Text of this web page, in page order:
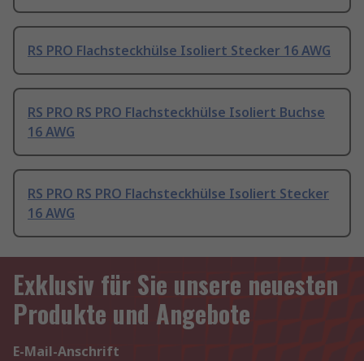
RS PRO Flachsteckhülse Isoliert Stecker 16 AWG
RS PRO RS PRO Flachsteckhülse Isoliert Buchse
16 AWG
RS PRO RS PRO Flachsteckhülse Isoliert Stecker
16 AWG
Exklusiv für Sie unsere neuesten
Produkte und Angebote
E-Mail-Anschrift